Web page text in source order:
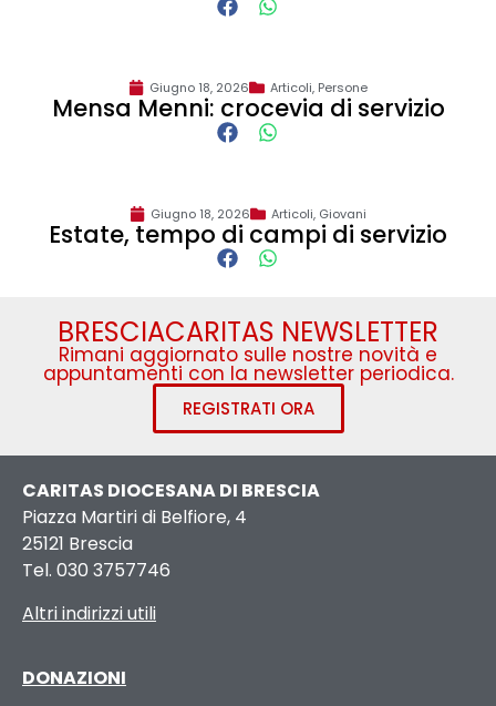
Giugno 18, 2026 Articoli, Persone
Mensa Menni: crocevia di servizio
Giugno 18, 2026 Articoli, Giovani
Estate, tempo di campi di servizio
BRESCIACARITAS NEWSLETTER
Rimani aggiornato sulle nostre novità e
appuntamenti con la newsletter periodica.
REGISTRATI ORA
CARITAS DIOCESANA DI BRESCIA
Piazza Martiri di Belfiore, 4
25121 Brescia
Tel. 030 3757746
Altri indirizzi utili
DONAZIONI